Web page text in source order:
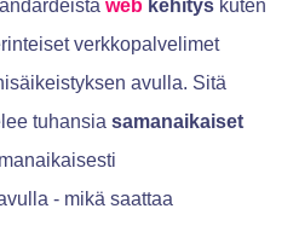
web kehitys kuten
verkkopalvelimet
avulla. Sitä
tuhansia samanaikaiset
- mikä saattaa